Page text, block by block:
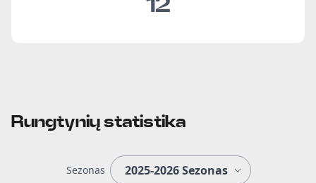
12
Rungtynių statistika
Sezonas